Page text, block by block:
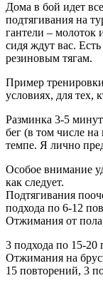
Дома в бой идет
подтягивания на
гантели –
сидя ждут вас.
резиновым тягам.
Пример
условиях, для тех,
Разминка 3-5
бег (в том числе на
темпе. Я лично
Особое внимание
как следует.
Подтягивания
подхода по 6-12
Отжимания от
3 подхода по 15-20
Отжимания на
15 повторений, 3